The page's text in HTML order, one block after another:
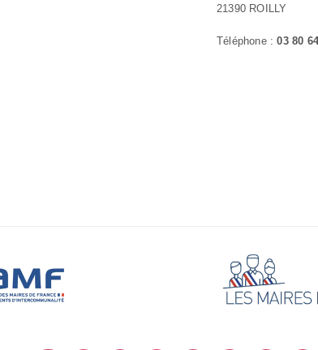
21390 ROILLY
Téléphone :03 80